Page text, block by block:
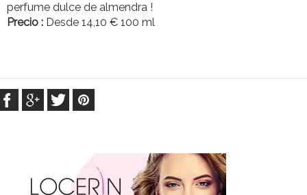
perfume dulce de almendra !
Precio : Desde 14,10 € 100 ml